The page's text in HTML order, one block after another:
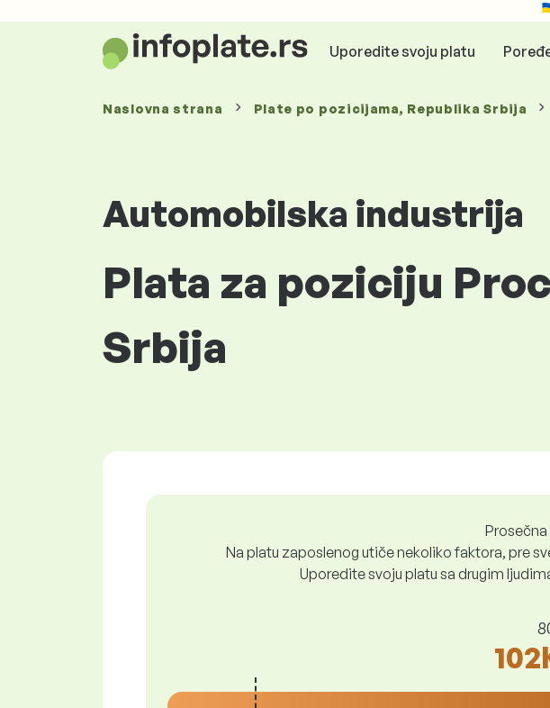
Uporedite svoju platu
Naslovna strana Plate po pozicijama, Republika Srbija
Automobilska industrija
Plata za poziciju
Srbija
Na platu zaposlenog utiče nekoliko faktora, pre
Uporedite svoju platu sa drugim